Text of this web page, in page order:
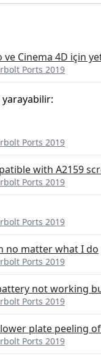
Cinema 4D için
Ports 2019
Ports 2019
with A2159
Ports 2019
Ports 2019
no matter what I do
Ports 2019
not working
Ports 2019
plate peeling
Ports 2019